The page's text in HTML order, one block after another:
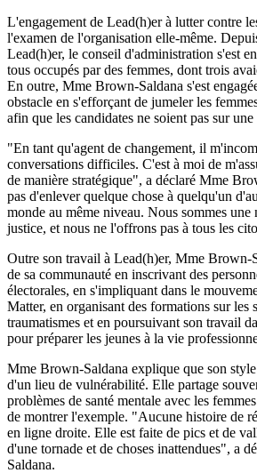
L'engagement de Lead(h)er à lutter contre
l'examen de l'organisation elle-même.
Lead(h)er, le conseil d'administration s'est
tous occupés par des femmes, dont trois
En outre, Mme Brown-Saldana s'est
obstacle en s'efforçant de jumeler les
afin que les candidates ne soient pas sur
"En tant qu'agent de changement, il
conversations difficiles. C'est à moi de
de manière stratégique", a déclaré Mme
pas d'enlever quelque chose à quelqu'un
monde au même niveau. Nous sommes
justice, et nous ne l'offrons pas à tous les
Outre son travail à Lead(h)er, Mme Brown-
de sa communauté en inscrivant des
électorales, en s'impliquant dans le
Matter, en organisant des formations sur les
traumatismes et en poursuivant son travail
pour préparer les jeunes à la vie
Mme Brown-Saldana explique que son
d'un lieu de vulnérabilité. Elle partage
problèmes de santé mentale avec les
de montrer l'exemple. "Aucune histoire de
en ligne droite. Elle est faite de pics et de
d'une tornade et de choses inattendues", a
Saldana.